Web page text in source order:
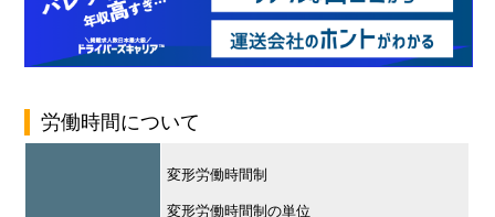
労働時間について
変形労働時間制
変形労働時間制の単位